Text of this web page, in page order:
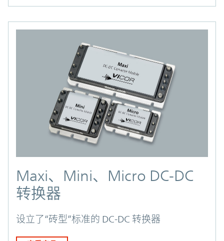
Maxi、Mini、Micro DC-DC
转换器
设立了“砖型”标准的 DC-DC 转换器